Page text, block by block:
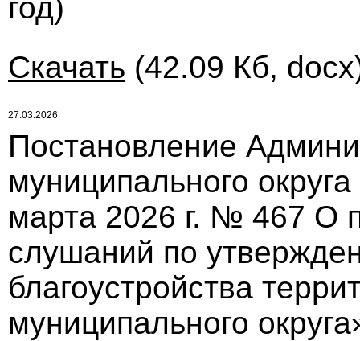
год)
Скачать (42.09 Кб,
27.03.2026
Постановление
муниципального
марта 2026 г. № 467 О
слушаний по
благоустройства
муниципального